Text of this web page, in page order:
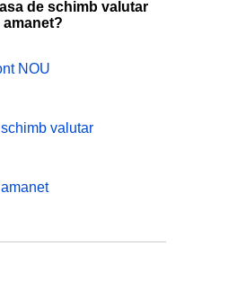
de schimb valutar
NOU
valutar